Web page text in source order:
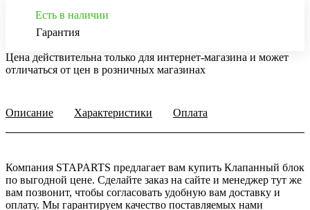
Есть в наличии
Гарантия
Цена действительна только для интернет-магазина и может
отличаться от цен в розничных магазинах
Описание Характеристики Оплата
Компания STAPARTS предлагает вам купить Клапанный блок
по выгодной цене. Сделайте заказ на сайте и менеджер тут же
вам позвонит, чтобы согласовать удобную вам доставку и
оплату. Мы гарантируем качество поставляемых нами